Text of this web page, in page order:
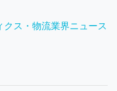
クス・物流業界ニュース